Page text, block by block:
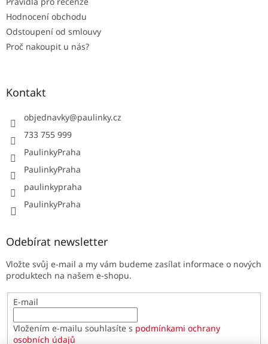
Hodnocení obchodu
Odstoupení od smlouvy
Proč nakoupit u nás?
Kontakt
objednavky@paulinky.cz
733 755 999
PaulinkyPraha
PaulinkyPraha
paulinkypraha
PaulinkyPraha
Odebírat newsletter
Vložte svůj e-mail a my vám budeme zasílat informace o nových
produktech na našem e-shopu.
E-mail
Vložením e-mailu souhlasíte s podmínkami ochrany
osobních údajů